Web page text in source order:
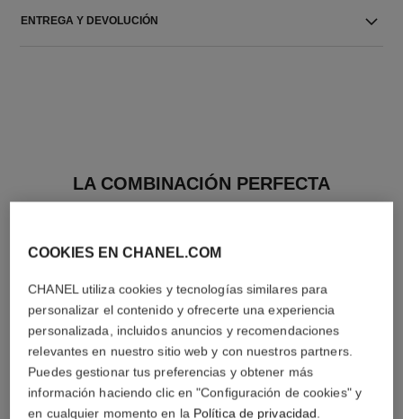
ENTREGA Y DEVOLUCIÓN
LA COMBINACIÓN PERFECTA
COOKIES EN CHANEL.COM
CHANEL utiliza cookies y tecnologías similares para
personalizar el contenido y ofrecerte una experiencia
personalizada, incluidos anuncios y recomendaciones
relevantes en nuestro sitio web y con nuestros partners.
Puedes gestionar tus preferencias y obtener más
información haciendo clic en "Configuración de cookies" y
en cualquier momento en la Política de privacidad.